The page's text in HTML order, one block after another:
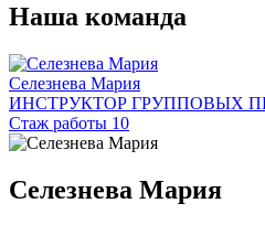
Наша команда
Селезнева Мария
ИНСТРУКТОР ГРУППОВЫХ
Стаж работы 10
Селезнева Мария